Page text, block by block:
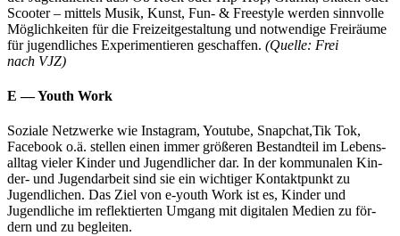
Scoo­ter – mit­tels Musik, Kunst, Fun- & Free­style wer­den sinn­vol­le
Mög­lich­kei­ten für die Frei­zeit­ge­stal­tung und not­wen­di­ge Frei­räu­me
für jugend­li­ches Expe­ri­men­tie­ren geschaf­fen. (Quel­le: Frei
nach VJZ)
E — Youth Work
Sozia­le Netz­wer­ke wie Insta­gram, You­tube, Snapchat,Tik Tok,
Face­book o.ä. stel­len einen immer grö­ße­ren Bestand­teil im Lebens­
all­tag vie­ler Kin­der und Jugend­li­cher dar. In der kom­mu­na­len Kin­­
der- und Jugend­ar­beit sind sie ein wich­ti­ger Kon­takt­punkt zu
Jugend­li­chen. Das Ziel von e‑youth Work ist es, Kin­der und
Jugend­li­che im reflek­tier­ten Umgang mit digi­ta­len Medi­en zu för­
dern und zu begleiten.